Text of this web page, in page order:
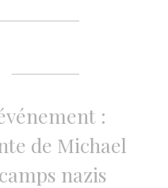
:
de Michael
nazis